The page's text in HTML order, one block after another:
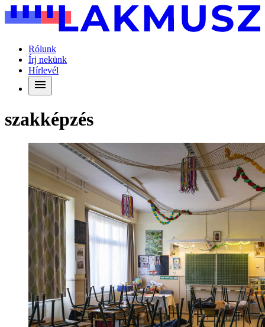
Rólunk
Írj nekünk
Hírlevél
szakképzés